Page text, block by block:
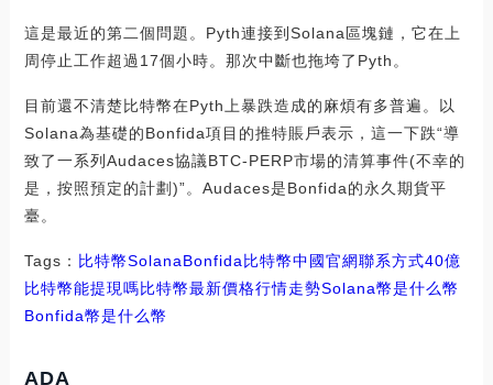
這是最近的第二個問題。Pyth連接到Solana區塊鏈，它在上
周停止工作超過17個小時。那次中斷也拖垮了Pyth。
目前還不清楚比特幣在Pyth上暴跌造成的麻煩有多普遍。以
Solana為基礎的Bonfida項目的推特賬戶表示，這一下跌“導
致了一系列Audaces協議BTC-PERP市場的清算事件(不幸的
是，按照預定的計劃)”。Audaces是Bonfida的永久期貨平
臺。
Tags： 比特幣SolanaBonfida比特幣中國官網聯系方式40億
比特幣能提現嗎比特幣最新價格行情走勢Solana幣是什么幣
Bonfida幣是什么幣
ADA